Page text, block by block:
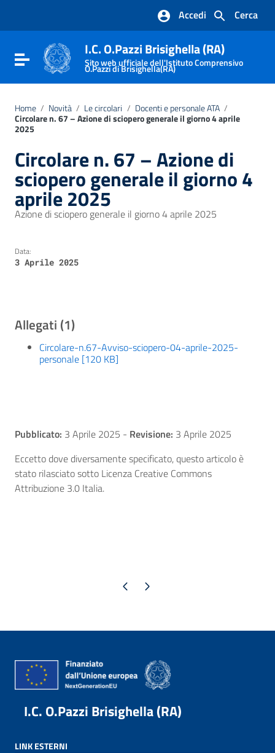
Vai al footer
Cerca
Accedi
Attiva / disattiva la navigazione
I.C. O.Pazzi Brisighella (RA)
Sito web ufficiale dell'Istituto Comprensivo
O.Pazzi di Brisighella(RA)
Home / Novità / Le circolari / Docenti e personale ATA /
Circolare n. 67 – Azione di sciopero generale il giorno 4 aprile
2025
Circolare n. 67 – Azione di
sciopero generale il giorno 4
aprile 2025
Azione di sciopero generale il giorno 4 aprile 2025
Data:
3 Aprile 2025
Allegati (1)
Circolare-n.67-Avviso-sciopero-04-aprile-2025-
personale [120 KB]
Pubblicato: 3 Aprile 2025 - Revisione: 3 Aprile 2025
Eccetto dove diversamente specificato, questo articolo è
stato rilasciato sotto Licenza Creative Commons
Attribuzione 3.0 Italia.
Pagina precedente
Pagina successiva
I.C. O.Pazzi Brisighella (RA)
LINK ESTERNI